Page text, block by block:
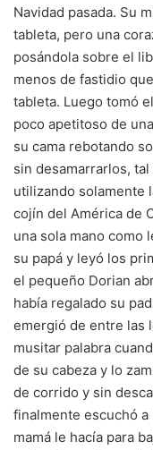
Navidad pasada. Su
tableta, pero una
posándola sobre el
menos de fastidio
tableta. Luego tomó
poco apetitoso de
su cama rebotando
sin desamarrarlos,
utilizando solamente
cojín del América de
una sola mano como
su papá y leyó los
el pequeño Dorian
había regalado su
emergió de entre las
musitar palabra
de su cabeza y lo
de corrido y sin
finalmente escuchó
mamá le hacía para